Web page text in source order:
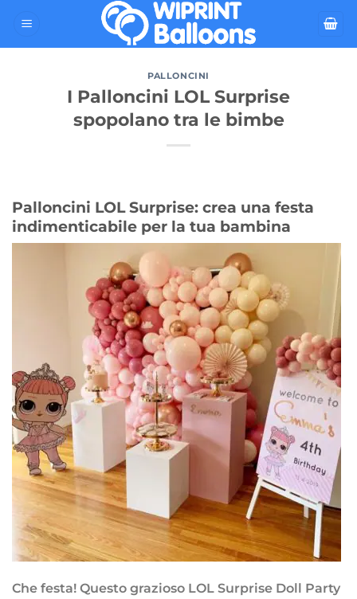
contenuti
PALLONCINI
I Palloncini LOL Surprise
spopolano tra le bimbe
Palloncini LOL Surprise: crea una festa
indimenticabile per la tua bambina
Che festa! Questo grazioso LOL Surprise Doll Party